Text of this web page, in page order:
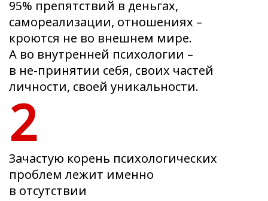
95% препятствий в деньгах,
самореализации, отношениях –
кроются не во внешнем мире.
А во внутренней психологии –
в не-принятии себя, своих частей
личности, своей уникальности.
2
Зачастую корень психологических
проблем лежит именно
в отсутствии